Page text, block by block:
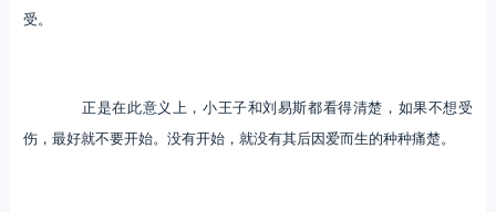
受。
正是在此意义上，小王子和刘易斯都看得清楚，如果不想受
伤，最好就不要开始。没有开始，就没有其后因爱而生的种种痛楚。